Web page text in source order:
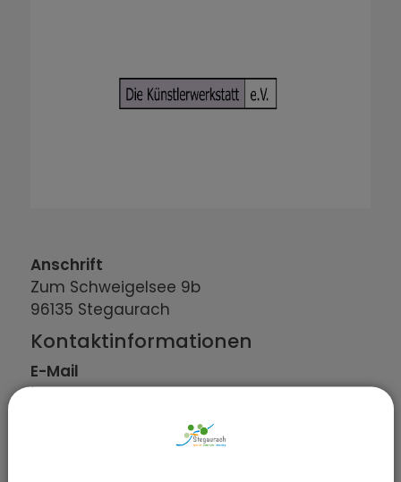
Anschrift
Zum Schweigelsee 9b
96135 Stegaurach
Kontaktinformationen
E-Mail
info@die-kw.de
www.die-kuenstlerwerkstatt.de